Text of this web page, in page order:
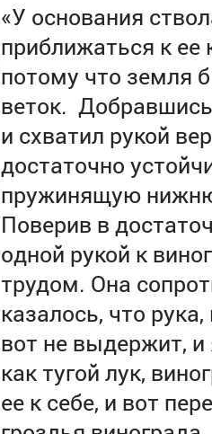
«У основания
приближаться к ее
потому что земля
веток.
и схватил рукой
достаточно
пружинящую
Поверив в
одной рукой к
трудом. Она
казалось, что
вот не выдержит, и
как тугой лук,
ее к себе, и вот